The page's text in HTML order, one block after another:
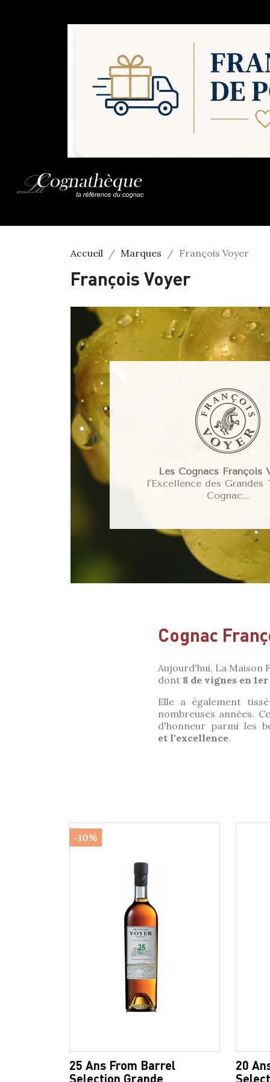
Accueil Marques François Voyer
François Voyer
Les Cognacs François
l'Excellence des Grandes
Cognac...
Cognac
Aujourd'hui, La Maison
dont 8 de vignes en
Elle a également
nombreuses années.
d'honneur parmi les
et l'excellence.
25 Ans From Barrel
Selection Grande
-10%
20